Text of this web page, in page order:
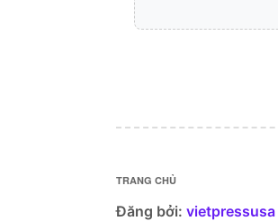
TRANG CHỦ
Đăng bởi: vietpressusa